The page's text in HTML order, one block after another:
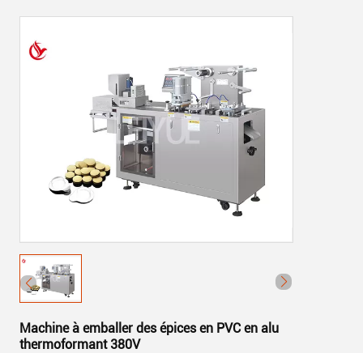
Machine à emballer des épices en PVC en alu
thermoformant 380V